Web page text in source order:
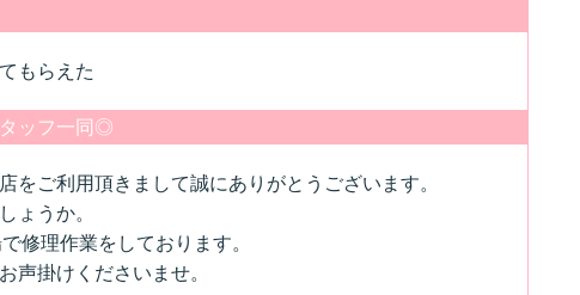
もらえた
ッフ一同◎
をご利用頂きまして誠にありがとうございます。
ょうか。
修理作業をしております。
声掛けくださいませ。